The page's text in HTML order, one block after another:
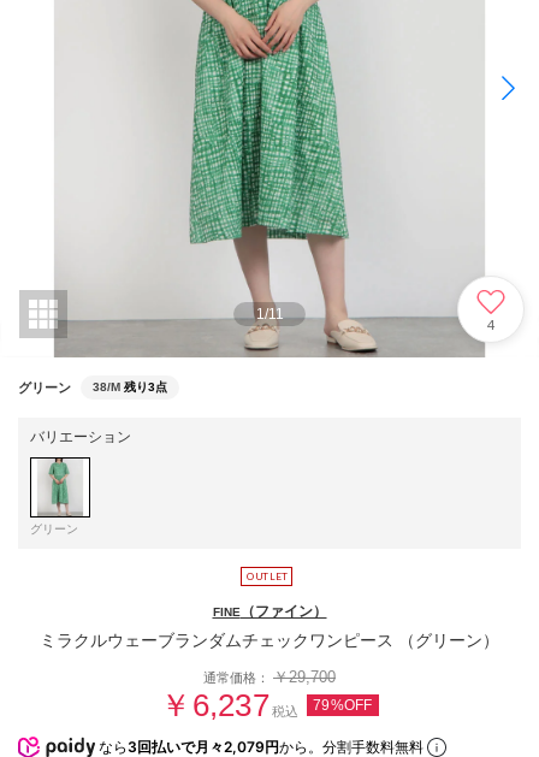
1/11
4
グリーン 38/M 残り3点
バリエーション
グリーン
FINE（ファイン）
ミラクルウェーブランダムチェックワンピース （グリーン）
通常価格： ￥29,700
￥6,237税込 79%OFF
なら 3回払いで月々2,079円から。分割手数料無料